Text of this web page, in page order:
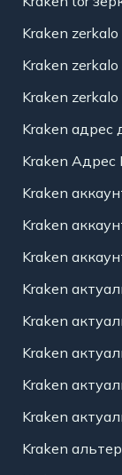
Kraken
Kraken
Kraken
Kraken адрес
Kraken
Kraken
Kraken
Kraken
Kraken
Kraken
Kraken
Kraken
Kraken
Kraken